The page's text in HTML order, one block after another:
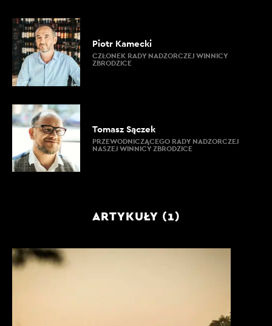
Piotr Kamecki
CZŁONEK RADY NADZORCZEJ WINNICY
ZBRODZICE
Tomasz Sączek
PRZEWODNICZĄCEGO RADY NADZORCZEJ
NASZEJ WINNICY ZBRODZICE
ARTYKUŁY (1)